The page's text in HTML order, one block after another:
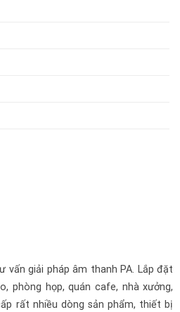
vấn giải pháp âm thanh PA. Lắp đặt
phòng họp, quán cafe, nhà xưởng,
rất nhiều dòng sản phẩm, thiết bị